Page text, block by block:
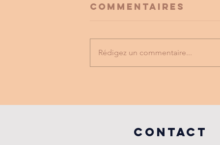
MUSICAL
Commentaires
Rédigez un commentaire...
COntact